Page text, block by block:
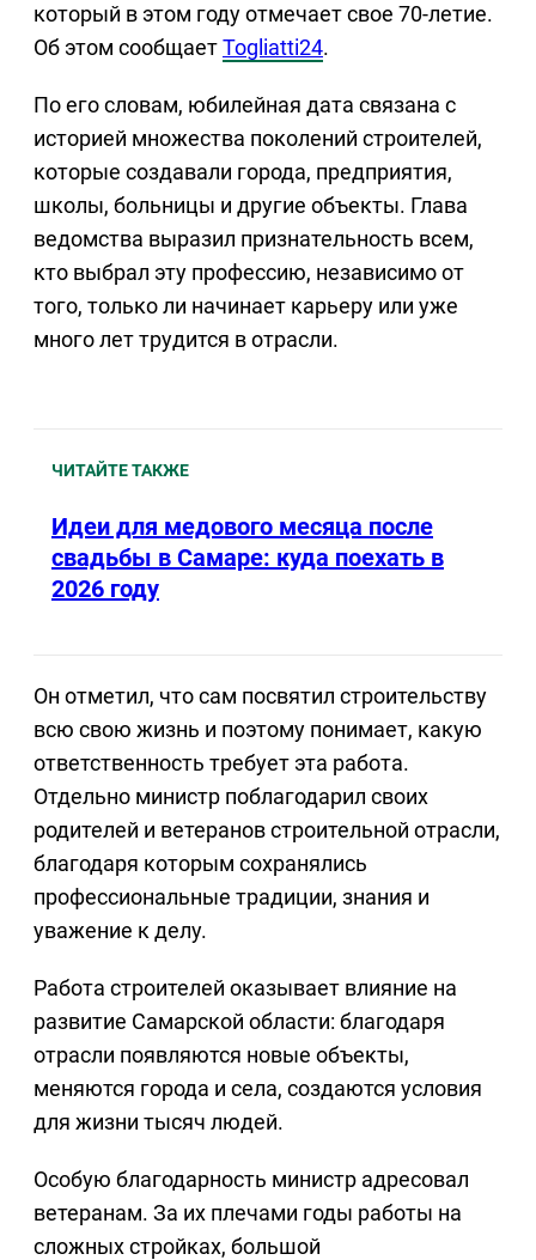
который в этом году отмечает свое 70-летие.
Об этом сообщаетTogliatti24.
По его словам, юбилейная дата связана с
историей множества поколений строителей,
которые создавали города, предприятия,
школы, больницы и другие объекты. Глава
ведомства выразил признательность всем,
кто выбрал эту профессию, независимо от
того, только ли начинает карьеру или уже
много лет трудится в отрасли.
ЧИТАЙТЕ ТАКЖЕ
Идеи для медового месяца после
свадьбы в Самаре: куда поехать в
2026 году
Он отметил, что сам посвятил строительству
всю свою жизнь и поэтому понимает, какую
ответственность требует эта работа.
Отдельно министр поблагодарил своих
родителей и ветеранов строительной отрасли,
благодаря которым сохранялись
профессиональные традиции, знания и
уважение к делу.
Работа строителей оказывает влияние на
развитие Самарской области: благодаря
отрасли появляются новые объекты,
меняются города и села, создаются условия
для жизни тысяч людей.
Особую благодарность министр адресовал
ветеранам. За их плечами годы работы на
сложных стройках, большой